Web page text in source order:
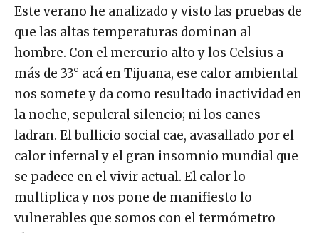
Este verano he analizado y visto las pruebas de
que las altas temperaturas dominan al
hombre. Con el mercurio alto y los Celsius a
más de 33° acá en Tijuana, ese calor ambiental
nos somete y da como resultado inactividad en
la noche, sepulcral silencio; ni los canes
ladran. El bullicio social cae, avasallado por el
calor infernal y el gran insomnio mundial que
se padece en el vivir actual. El calor lo
multiplica y nos pone de manifiesto lo
vulnerables que somos con el termómetro